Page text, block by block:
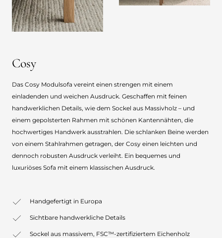
Cosy
Das Cosy Modulsofa vereint einen strengen mit einem
einladenden und weichen Ausdruck. Geschaffen mit feinen
handwerklichen Details, wie dem Sockel aus Massivholz – und
einem gepolsterten Rahmen mit schönen Kantennähten, die
hochwertiges Handwerk ausstrahlen. Die schlanken Beine werden
von einem Stahlrahmen getragen, der Cosy einen leichten und
dennoch robusten Ausdruck verleiht. Ein bequemes und
luxuriöses Sofa mit einem klassischen Ausdruck.
Handgefertigt in Europa
Sichtbare handwerkliche Details
Sockel aus massivem, FSC™-zertifiziertem Eichenholz